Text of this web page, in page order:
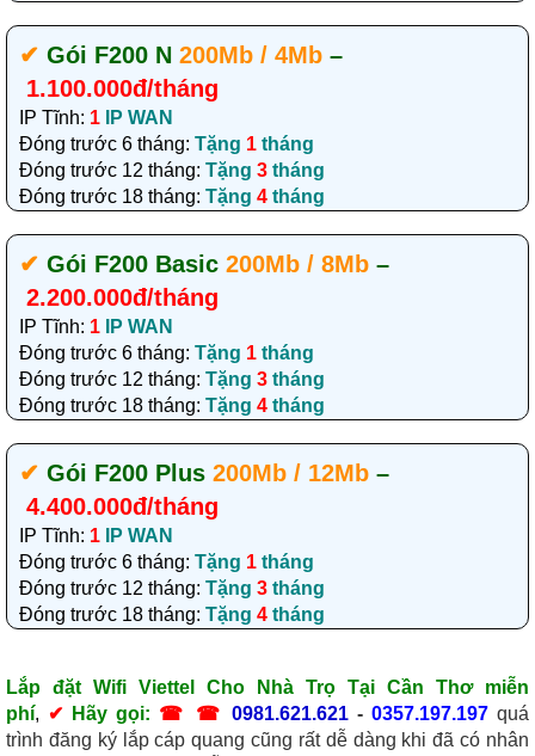
✔‎ Gói F200 N 200Mb / 4Mb –
1.100.000đ/tháng
IP Tĩnh: 1 IP WAN
Đóng trước 6 tháng: Tặng 1 tháng
Đóng trước 12 tháng: Tặng 3 tháng
Đóng trước 18 tháng: Tặng 4 tháng
✔‎ Gói F200 Basic 200Mb / 8Mb –
2.200.000đ/tháng
IP Tĩnh: 1 IP WAN
Đóng trước 6 tháng: Tặng 1 tháng
Đóng trước 12 tháng: Tặng 3 tháng
Đóng trước 18 tháng: Tặng 4 tháng
✔‎ Gói F200 Plus 200Mb / 12Mb –
4.400.000đ/tháng
IP Tĩnh: 1 IP WAN
Đóng trước 6 tháng: Tặng 1 tháng
Đóng trước 12 tháng: Tặng 3 tháng
Đóng trước 18 tháng: Tặng 4 tháng
Lắp đặt Wifi Viettel Cho Nhà Trọ Tại Cần Thơ miễn
phí, ✔ Hãy gọi: ☎ ☎ 0981.621.621- 0357.197.197 quá
trình đăng ký lắp cáp quang cũng rất dễ dàng khi đã có nhân